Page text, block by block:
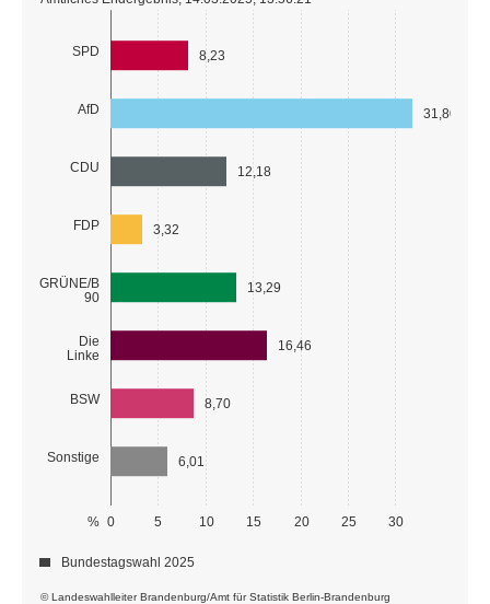
SPD
AfD
CDU
FDP
GRÜNE/B
90
Die
Linke
BSW
Sonstige
0 5 10 15 20 25 30
%
8,23
31,80
12,18
3,32
13,29
16,46
8,70
6,01
© Landeswahlleiter Brandenburg/Amt für Statistik Berlin-Brandenburg
Bundestagswahl 2025